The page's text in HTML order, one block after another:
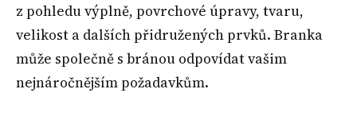
z pohledu výplně, povrchové úpravy, tvaru,
velikost a dalších přidružených prvků. Branka
může společně s bránou odpovídat vašim
nejnáročnějším požadavkům.